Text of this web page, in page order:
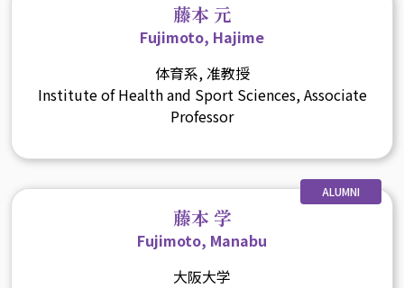
藤本 元
Fujimoto, Hajime
体育系, 准教授
Institute of Health and Sport Sciences, Associate
Professor
ALUMNI
藤本 学
Fujimoto, Manabu
大阪大学